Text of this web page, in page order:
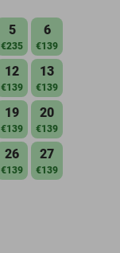
5
€235
6
€139
12
€139
13
€139
19
€139
20
€139
26
€139
27
€139